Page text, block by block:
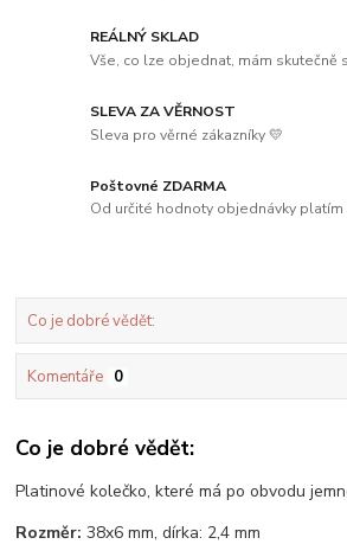
REÁLNÝ SKLAD
Vše, co lze objednat, mám skutečně
SLEVA ZA VĚRNOST
Sleva pro věrné zákazníky 💛
Poštovné ZDARMA
Od určité hodnoty objednávky platím
Co je dobré vědět:
Komentáře 0
Co je dobré vědět:
Platinové kolečko, které má po obvodu
Rozměr: 38x6 mm, dírka: 2,4 mm